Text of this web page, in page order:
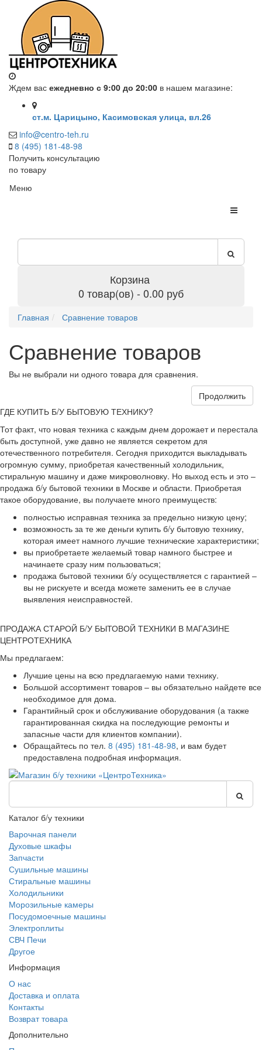
Ждем вас ежедневно с 9:00 до 20:00 в нашем магазине:
ст.м. Царицыно, Касимовская улица, вл.26
info@centro-teh.ru
8 (495) 181-48-98
Получить консультацию
по товару
Меню
Корзина
0 товар(ов) - 0.00 руб
Главная Сравнение товаров
Сравнение товаров
Вы не выбрали ни одного товара для сравнения.
Продолжить
ГДЕ КУПИТЬ Б/У БЫТОВУЮ ТЕХНИКУ?
Тот факт, что новая техника с каждым днем дорожает и перестала
быть доступной, уже давно не является секретом для
отечественного потребителя. Сегодня приходится выкладывать
огромную сумму, приобретая качественный холодильник,
стиральную машину и даже микроволновку. Но выход есть и это –
продажа б/у бытовой техники в Москве и области. Приобретая
такое оборудование, вы получаете много преимуществ:
полностью исправная техника за предельно низкую цену;
возможность за те же деньги купить б/у бытовую технику,
которая имеет намного лучшие технические характеристики;
вы приобретаете желаемый товар намного быстрее и
начинаете сразу ним пользоваться;
продажа бытовой техники б/у осуществляется с гарантией –
вы не рискуете и всегда можете заменить ее в случае
выявления неисправностей.
ПРОДАЖА СТАРОЙ Б/У БЫТОВОЙ ТЕХНИКИ В МАГАЗИНЕ
ЦЕНТРОТЕХНИКА
Мы предлагаем:
Лучшие цены на всю предлагаемую нами технику.
Большой ассортимент товаров – вы обязательно найдете все
необходимое для дома.
Гарантийный срок и обслуживание оборудования (а также
гарантированная скидка на последующие ремонты и
запасные части для клиентов компании).
Обращайтесь по тел. 8 (495) 181-48-98, и вам будет
предоставлена подробная информация.
Каталог б/у техники
Варочная панели
Духовые шкафы
Запчасти
Сушильные машины
Стиральные машины
Холодильники
Морозильные камеры
Посудомоечные машины
Электроплиты
СВЧ Печи
Другое
Информация
О нас
Доставка и оплата
Контакты
Возврат товара
Дополнительно